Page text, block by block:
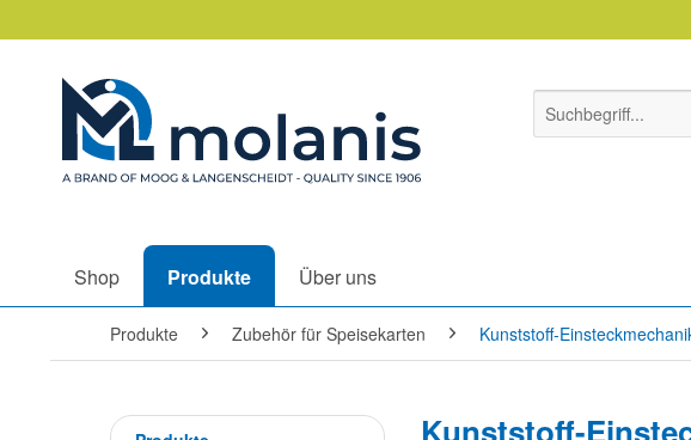
Shop Produkte Über uns
Produkte Zubehör für Speisekarten Kunststoff-
Kunststoff-